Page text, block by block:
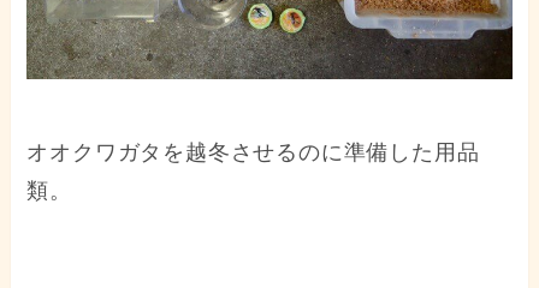
オオクワガタを越冬させるのに準備した用品
類。